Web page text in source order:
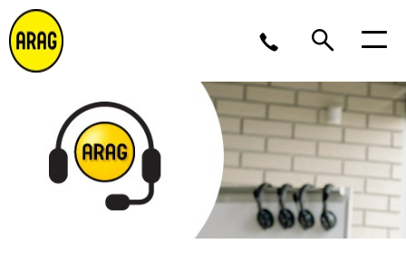
Lu/Je 9 – 17, Ve 9 -16
02 643 12 11